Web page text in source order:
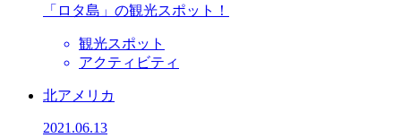
「ロタ島」の観光スポット！
観光スポット
アクティビティ
北アメリカ
2021.06.13